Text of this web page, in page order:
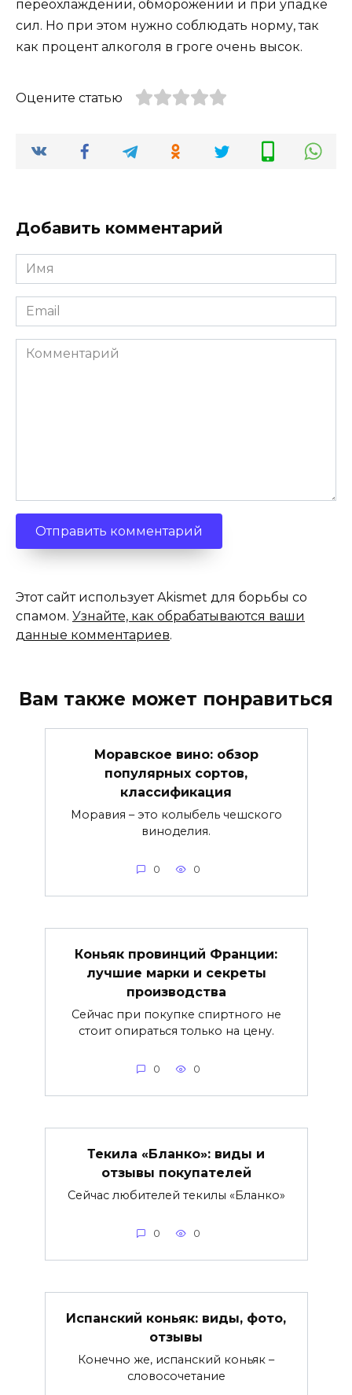
переохлаждении, обморожении и при упадке
сил. Но при этом нужно соблюдать норму, так
как процент алкоголя в гроге очень высок.
Оцените статью
Добавить комментарий
Имя
*
Email
*
Комментарий
Этот сайт использует Akismet для борьбы со
спамом. Узнайте, как обрабатываются ваши
данные комментариев.
Вам также может понравиться
Моравское вино: обзор
популярных сортов,
классификация
Моравия – это колыбель чешского
виноделия.
0 0
Коньяк провинций Франции:
лучшие марки и секреты
производства
Сейчас при покупке спиртного не
стоит опираться только на цену.
0 0
Текила «Бланко»: виды и
отзывы покупателей
Сейчас любителей текилы «Бланко»
0 0
Испанский коньяк: виды, фото,
отзывы
Конечно же, испанский коньяк –
словосочетание